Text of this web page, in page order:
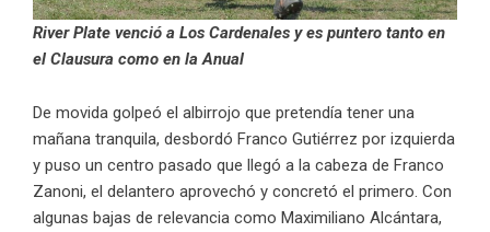
River Plate venció a Los Cardenales y es puntero tanto en
el Clausura como en la Anual
De movida golpeó el albirrojo que pretendía tener una
mañana tranquila, desbordó Franco Gutiérrez por izquierda
y puso un centro pasado que llegó a la cabeza de Franco
Zanoni, el delantero aprovechó y concretó el primero. Con
algunas bajas de relevancia como Maximiliano Alcántara,